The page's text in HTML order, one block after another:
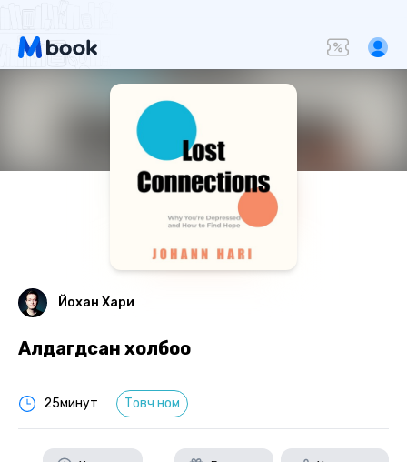
Йохан Хари
Алдагдсан холбоо
25минут Товч ном